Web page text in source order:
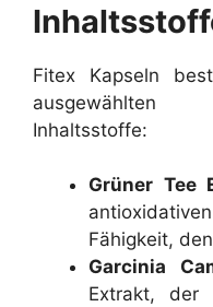
Fitex Kapseln
ausgewählten
Inhaltsstoffe:
Grüner Tee
Fähigkeit,
Garcinia
Extrakt, der